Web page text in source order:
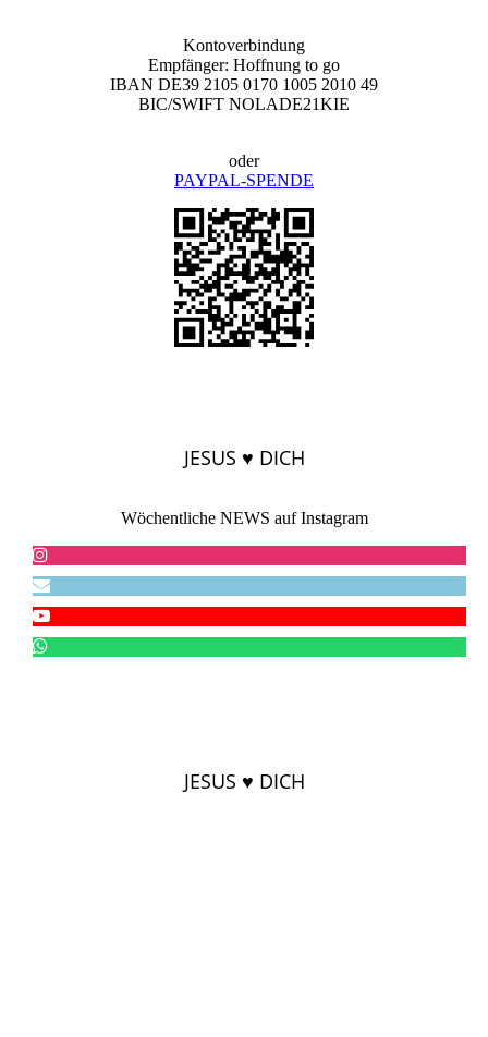
Kontoverbindung
Empfänger: Hoffnung to go
IBAN DE39 2105 0170 1005 2010 49
BIC/SWIFT NOLADE21KIE
oder
PAYPAL-SPENDE
JESUS ♥ DICH
Wöchentliche NEWS auf Instagram
JESUS ♥ DICH